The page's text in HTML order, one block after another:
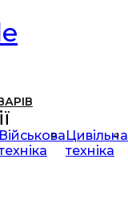
ВійськоваЦивільна
техніка